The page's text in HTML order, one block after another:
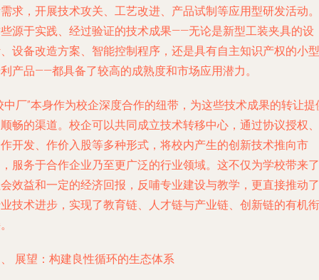
求，开展技术攻关、工艺改进、产品试制等应用型研发活动。
源于实践、经过验证的技术成果——无论是新型工装夹具的设
设备改造方案、智能控制程序，还是具有自主知识产权的小型
产品——都具备了较高的成熟度和市场应用潜力。
中厂”本身作为校企深度合作的纽带，为这些技术成果的转让提
畅的渠道。校企可以共同成立技术转移中心，通过协议授权、
开发、作价入股等多种形式，将校内产生的创新技术推向市
服务于合作企业乃至更广泛的行业领域。这不仅为学校带来了
效益和一定的经济回报，反哺专业建设与教学，更直接推动了
技术进步，实现了教育链、人才链与产业链、创新链的有机衔
展望：构建良性循环的生态体系